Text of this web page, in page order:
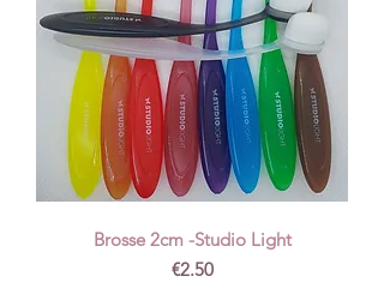
Brosse 2cm -Studio Light
Price
€2.50